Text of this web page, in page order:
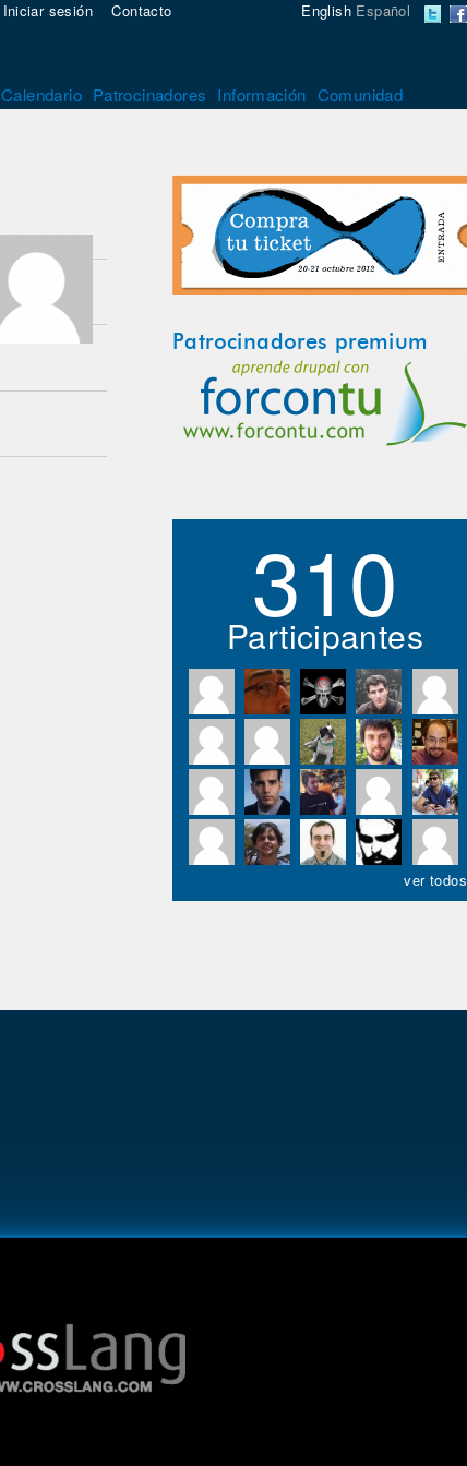
English Español
Iniciar sesión Contacto
Calendario Patrocinadores Información Comunidad
Patrocinadores premium
310
Participantes
ver todos